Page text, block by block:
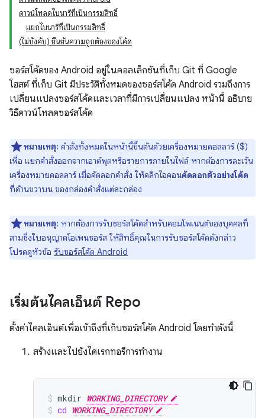
ดาวน์โหลดไบนารีที่เป็นกรรมสิทธิ์
แยกไบนารีที่เป็นกรรมสิทธิ์
(ไม่บังคับ) ยืนยันความถูกต้องของโค้ด
ซอร์สโค้ดของ Android อยู่ในคอลเล็กชันที่เก็บ Git ที่ Google
โฮสต์ ที่เก็บ Git มีประวัติทั้งหมดของซอร์สโค้ด Android รวมถึงการ
เปลี่ยนแปลงซอร์สโค้ดและเวลาที่มีการเปลี่ยนแปลง หน้านี้ อธิบาย
วิธีดาวน์โหลดซอร์สโค้ด
หมายเหตุ: คำสั่งทั้งหมดในหน้านี้ขึ้นต้นด้วยเครื่องหมายดอลลาร์ ($)
เพื่อ แยกคำสั่งออกจากเอาต์พุตหรือรายการภายในไฟล์ หากต้องการละเว้น
เครื่องหมายดอลลาร์ เมื่อคัดลอกคำสั่ง ให้คลิกไอคอนคัดลอกตัวอย่างโค้ด
ที่ด้านขวาบน ของกล่องคำสั่งแต่ละกล่อง
หมายเหตุ: หากต้องการรับซอร์สโค้ดสำหรับคอมโพเนนต์ของบุคคลที่
สามซึ่งใบอนุญาตโอเพนซอร์ส ให้สิทธิ์คุณในการรับซอร์สโค้ดดังกล่าว
โปรดดูหัวข้อ รับซอร์สโค้ด Android
เริ่มต้นไคลเอ็นต์ Repo
ตั้งค่าไคลเอ็นต์เพื่อเข้าถึงที่เก็บซอร์สโค้ด Android โดยทำดังนี้
สร้างและไปยังไดเรกทอรีการทำงาน
mkdir WORKING_DIRECTORY
cd WORKING_DIRECTORY